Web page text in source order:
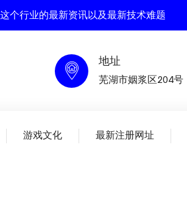
个行业的最新资讯以及最新技术难题
地址
芜湖市姻浆区204号
游戏文化 最新注册网址